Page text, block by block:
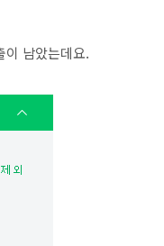
이 남았는데요.